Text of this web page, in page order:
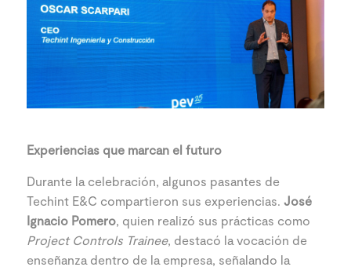
Experiencias que marcan el futuro
Durante la celebración, algunos pasantes de
Techint E&C compartieron sus experiencias. José
Ignacio Pomero, quien realizó sus prácticas como
Project Controls Trainee, destacó la vocación de
enseñanza dentro de la empresa, señalando la